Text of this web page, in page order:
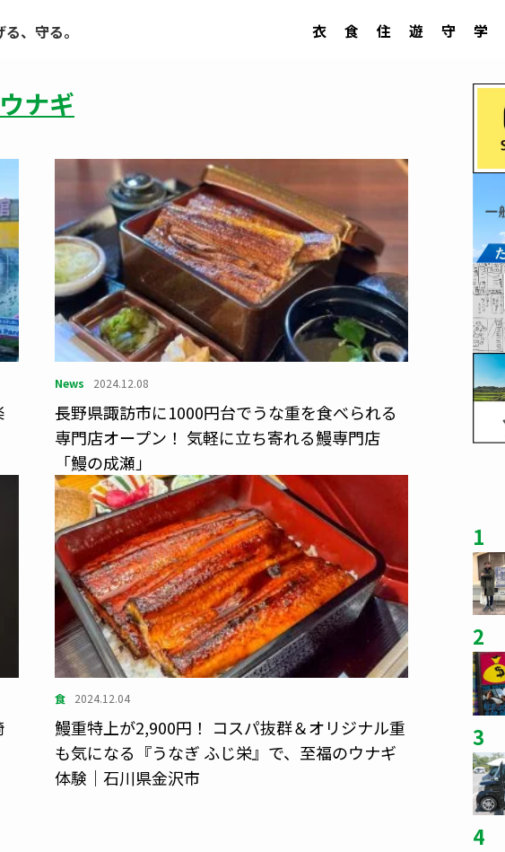
、守る。 衣 食 住 遊 守 学
ウナギ
News 2024.12.08
長野県諏訪市に1000円台でうな重を食べられる
専門店オープン！ 気軽に立ち寄れる鰻専門店
「鰻の成瀬」
食 2024.12.04
鰻重特上が2,900円！ コスパ抜群＆オリジナル重
も気になる『うなぎ ふじ栄』で、至福のウナギ
体験｜石川県金沢市
1
2
3
4